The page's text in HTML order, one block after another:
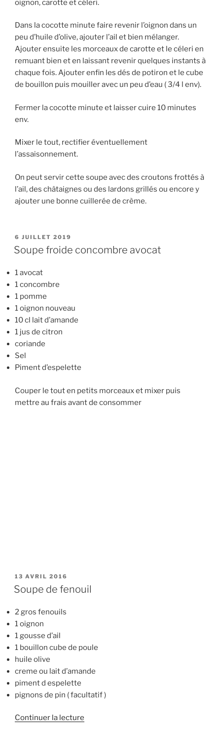
oignon, carotte et céleri.
Dans la cocotte minute faire revenir l’oignon dans un
peu d’huile d’olive, ajouter l’ail et bien mélanger.
Ajouter ensuite les morceaux de carotte et le céleri en
remuant bien et en laissant revenir quelques instants à
chaque fois. Ajouter enfin les dés de potiron et le cube
de bouillon puis mouiller avec un peu d’eau ( 3/4 l env).
Fermer la cocotte minute et laisser cuire 10 minutes
env.
Mixer le tout, rectifier éventuellement
l’assaisonnement.
On peut servir cette soupe avec des croutons frottés à
l’ail, des châtaignes ou des lardons grillés ou encore y
ajouter une bonne cuillerée de crème.
PUBLIÉ
LE
6 JUILLET 2019
Soupe froide concombre avocat
1 avocat
1 concombre
1 pomme
1 oignon nouveau
10 cl lait d’amande
1 jus de citron
coriande
Sel
Piment d’espelette
Couper le tout en petits morceaux et mixer puis
mettre au frais avant de consommer
PUBLIÉ
LE
13 AVRIL 2016
Soupe de fenouil
2 gros fenouils
1 oignon
1 gousse d’ail
1 bouillon cube de poule
huile olive
creme ou lait d’amande
piment d espelette
pignons de pin ( facultatif )
Continuer la lecture